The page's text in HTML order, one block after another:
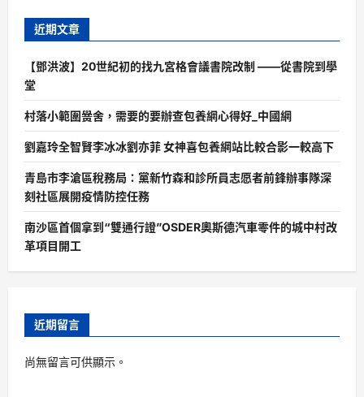
近期文章
【鄧洪波】20世紀初的找九宮格會議書院改制 ——從書院到學
堂
村落小範圍黌舍，需要的要辦查包養網心得好_中國網
劉嘉玲全智賢李冰冰劉亦菲 女神喜包養網站比較合影一較高下
青島市李滄區稅務局：黨新竹森和診所員志愿者前鋒辦事隊深
刻社區展開疫情防控任務
南沙區首個拿到“雙通行證”OSDER奧斯德汽車零件的城中村改
革項目開工
近期留言
尚無留言可供顯示。